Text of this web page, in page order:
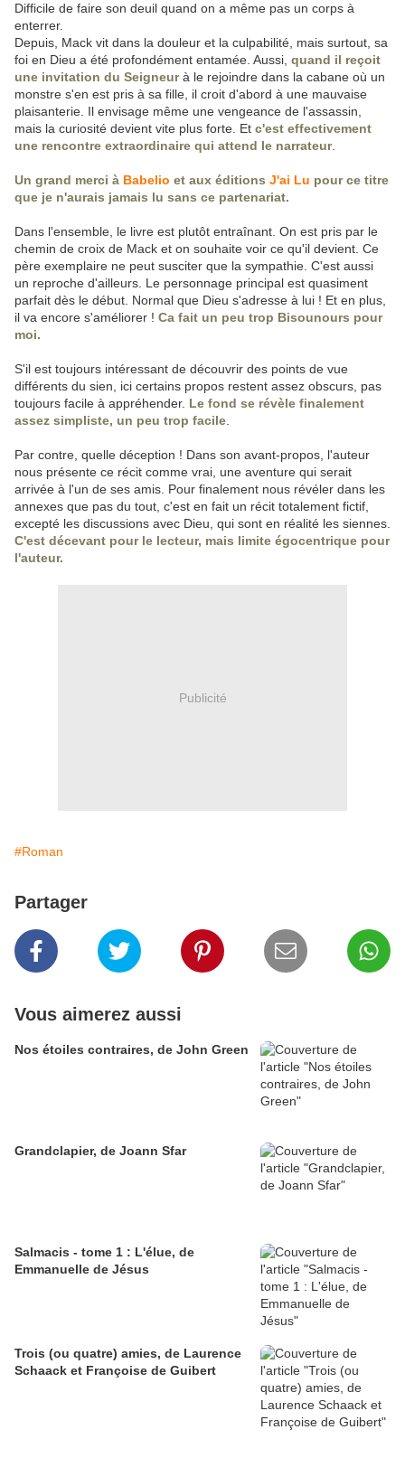
Difficile de faire son deuil quand on a même pas un corps à
enterrer.
Depuis, Mack vit dans la douleur et la culpabilité, mais surtout, sa
foi en Dieu a été profondément entamée. Aussi, quand il reçoit
une invitation du Seigneurà le rejoindre dans la cabane où un
monstre s'en est pris à sa fille, il croit d'abord à une mauvaise
plaisanterie. Il envisage même une vengeance de l'assassin,
mais la curiosité devient vite plus forte. Et c'est effectivement
une rencontre extraordinaire qui attend le narrateur.
Un grand merci à Babelio et aux éditions J'ai Lu pour ce titre
que je n'aurais jamais lu sans ce partenariat.
Dans l'ensemble, le livre est plutôt entraînant. On est pris par le
chemin de croix de Mack et on souhaite voir ce qu'il devient. Ce
père exemplaire ne peut susciter que la sympathie. C'est aussi
un reproche d'ailleurs. Le personnage principal est quasiment
parfait dès le début. Normal que Dieu s'adresse à lui ! Et en plus,
il va encore s'améliorer ! Ca fait un peu trop Bisounours pour
moi.
S'il est toujours intéressant de découvrir des points de vue
différents du sien, ici certains propos restent assez obscurs, pas
toujours facile à appréhender. Le fond se révèle finalement
assez simpliste, un peu trop facile
Par contre, quelle déception ! Dans son avant-propos, l'auteur
nous présente ce récit comme vrai, une aventure qui serait
arrivée à l'un de ses amis. Pour finalement nous révéler dans les
annexes que pas du tout, c'est en fait un récit totalement fictif,
excepté les discussions avec Dieu, qui sont en réalité les siennes.
C'est décevant pour le lecteur, mais limite égocentrique pour
l'auteur.
Publicité
#Roman
Partager
Vous aimerez aussi
Nos étoiles contraires, de John Green
Grandclapier, de Joann Sfar
Salmacis - tome 1 : L'élue, de
Emmanuelle de Jésus
Trois (ou quatre) amies, de Laurence
Schaack et Françoise de Guibert